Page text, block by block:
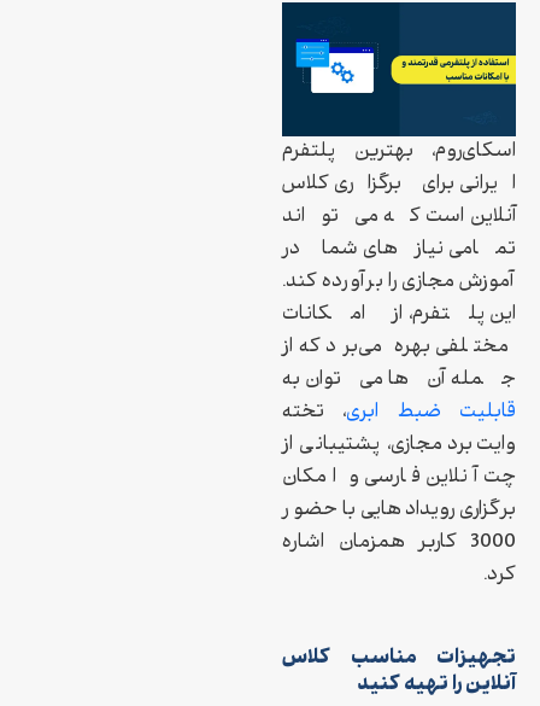
اسکای‌روم، بهترین پلتفرم
ایرانی برای برگزاری کلاس
آنلاین است که می‌تواند
تمامی نیازهای شما در
آموزش مجازی را برآورده کند.
این پلتفرم، از امکانات
مختلفی بهره می‌برد که از
جمله آن‌ها می‌توان به
قابلیت ضبط ابری، تخته
وایت‌برد مجازی، پشتیبانی از
چت آنلاین فارسی و امکان
برگزاری رویدادهایی با حضور
3000 کاربر همزمان اشاره
کرد.
تجهیزات مناسب کلاس
آنلاین را تهیه کنید